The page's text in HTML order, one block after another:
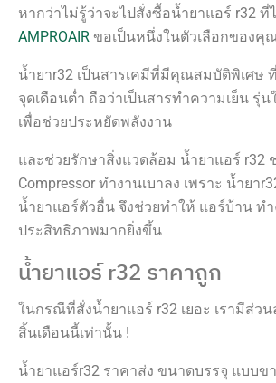
หากว่าไม่รู้ว่าจะไปสั่งซื้อน้ำยาแอร์ r32 ที่
AMPROAIR ขอเป็นหนึ่งในตัวเลือกของคุ
น้ำยาr32 เป็นสารเคมีที่มีคุณสมบัติพิเศษ
จุดเดือนต่ำ ถือว่าเป็นสารทำความเย็น รุ่
เพื่อช่วยประหยัดพลังงาน
และช่วยรักษาสิ่งแวดล้อม น้ำยาแอร์ r32
Compressor ทำงานเบาลง เพราะ น้ำยา
น้ำยาแอร์ตัวอื่น จึงช่วยทำให้ แอร์บ้าน ท
ประสิทธิภาพมากยิ่งขึ้น
น้ำยาแอร์ r32 ราคาถูก
ในกรณีที่สั่งน้ำยาแอร์ r32 เยอะ เรามีส่วน
สิ้นเดือนนี้เท่านั้น !
น้ำยาแอร์r32 ราคาส่ง ขนาดบรรจุ แบบข